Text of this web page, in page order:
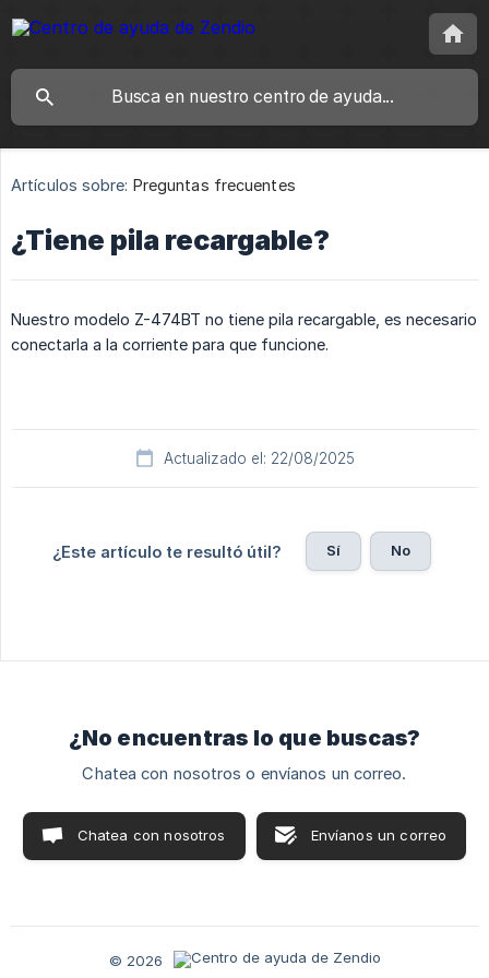
Artículos sobre: Preguntas frecuentes
¿Tiene pila recargable?
Nuestro modelo Z-474BT no tiene pila recargable, es necesario
conectarla a la corriente para que funcione.
Actualizado el: 22/08/2025
¿Este artículo te resultó útil? Sí No
¿No encuentras lo que buscas?
Chatea con nosotros o envíanos un correo.
Chatea con nosotros Envíanos un correo
© 2026